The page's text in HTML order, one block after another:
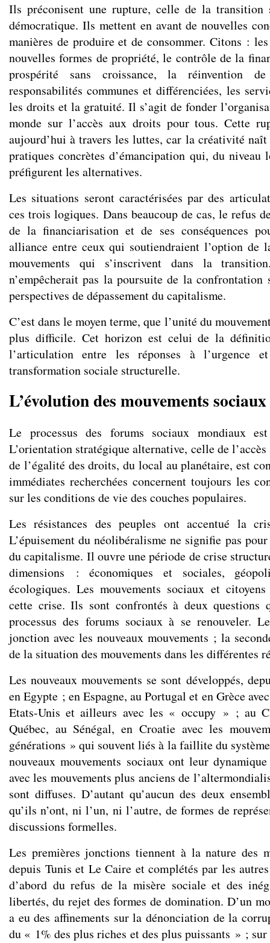
Ils préconisent une rupture, celle de la transition
démocratique. Ils mettent en avant de nouvelles
manières de produire et de consommer. Citons :
nouvelles formes de propriété, le contrôle de la
prospérité sans croissance, la réinvention
responsabilités communes et différenciées, les
les droits et la gratuité. Il s’agit de fonder
monde sur l’accès aux droits pour tous. Cette
aujourd’hui à travers les luttes, car la créativité naît
pratiques concrètes d’émancipation qui, du
préfigurent les alternatives.
Les situations seront caractérisées par des
ces trois logiques. Dans beaucoup de cas, le refus
de la financiarisation et de ses conséquences
alliance entre ceux qui soutiendraient l’option de
mouvements qui s’inscrivent dans la
n’empêcherait pas la poursuite de la
perspectives de dépassement du capitalisme.
C’est dans le moyen terme, que l’unité du
plus difficile. Cet horizon est celui de la
l’articulation entre les réponses à l’urgence
transformation sociale structurelle.
L’évolution des mouvements
Le processus des forums sociaux mondiaux
L’orientation stratégique alternative, celle de
de l’égalité des droits, du local au planétaire, est
immédiates recherchées concernent toujours les
sur les conditions de vie des couches populaires.
Les résistances des peuples ont accentué la
L’épuisement du néolibéralisme ne signifie pas
du capitalisme. Il ouvre une période de crise
dimensions : économiques et sociales,
écologiques. Les mouvements sociaux et
cette crise. Ils sont confrontés à deux questions
processus des forums sociaux à se renouveler.
jonction avec les nouveaux mouvements ; la
de la situation des mouvements dans les différentes
Les nouveaux mouvements se sont développés,
en Egypte ; en Espagne, au Portugal et en Grèce
Etats-Unis et ailleurs avec les « occupy » ; au
Québec, au Sénégal, en Croatie avec les
générations » qui souvent liés à la faillite du
nouveaux mouvements sociaux ont leur
avec les mouvements plus anciens de
sont diffuses. D’autant qu’aucun des deux
qu’ils n’ont, ni l’un, ni l’autre, de formes de
discussions formelles.
Les premières jonctions tiennent à la nature des
depuis Tunis et Le Caire et complétés par les
d’abord du refus de la misère sociale et des
libertés, du rejet des formes de domination. D’un
a eu des affinements sur la dénonciation de la
du « 1% des plus riches et des plus puissants » ;